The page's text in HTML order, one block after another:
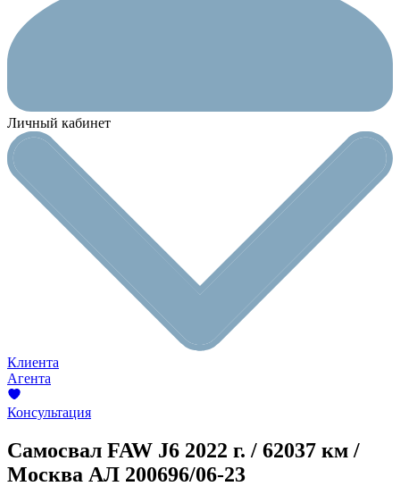
Личный кабинет
Клиента
Агента
Консультация
Самосвал FAW J6 2022 г. / 62037 км /
Москва АЛ 200696/06-23